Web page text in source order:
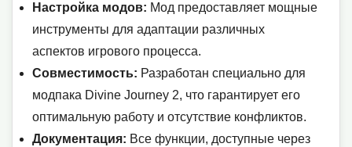
Настройка модов: Мод предоставляет мощные
инструменты для адаптации различных
аспектов игрового процесса.
Совместимость: Разработан специально для
модпака Divine Journey 2, что гарантирует его
оптимальную работу и отсутствие конфликтов.
Документация: Все функции, доступные через